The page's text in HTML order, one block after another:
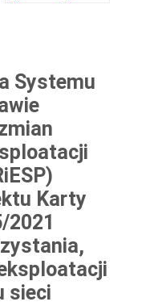
Systemu
Karty
2021
sieci